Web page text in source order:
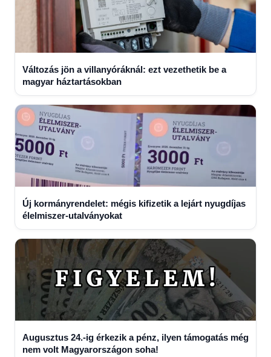
Változás jön a villanyóráknál: ezt vezethetik be a
magyar háztartásokban
Új kormányrendelet: mégis kifizetik a lejárt nyugdíjas
élelmiszer-utalványokat
Augusztus 24.-ig érkezik a pénz, ilyen támogatás még
nem volt Magyarországon soha!